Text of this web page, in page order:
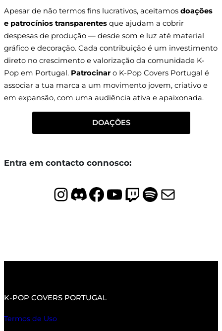
Apesar de não termos fins lucrativos, aceitamos doações
e patrocínios transparentes que ajudam a cobrir
despesas de produção — desde som e luz até material
gráfico e decoração. Cada contribuição é um investimento
direto no crescimento e valorização da comunidade K-
Pop em Portugal. Patrocinar o K-Pop Covers Portugal é
associar a tua marca a um movimento jovem, criativo e
em expansão, com uma audiência ativa e apaixonada.
DOAÇÕES
Entra em contacto connosco:
Instagram
Discord
Facebook
YouTube
Twitch
Spotify
Mail
K-POP COVERS PORTUGAL
Termos de Uso